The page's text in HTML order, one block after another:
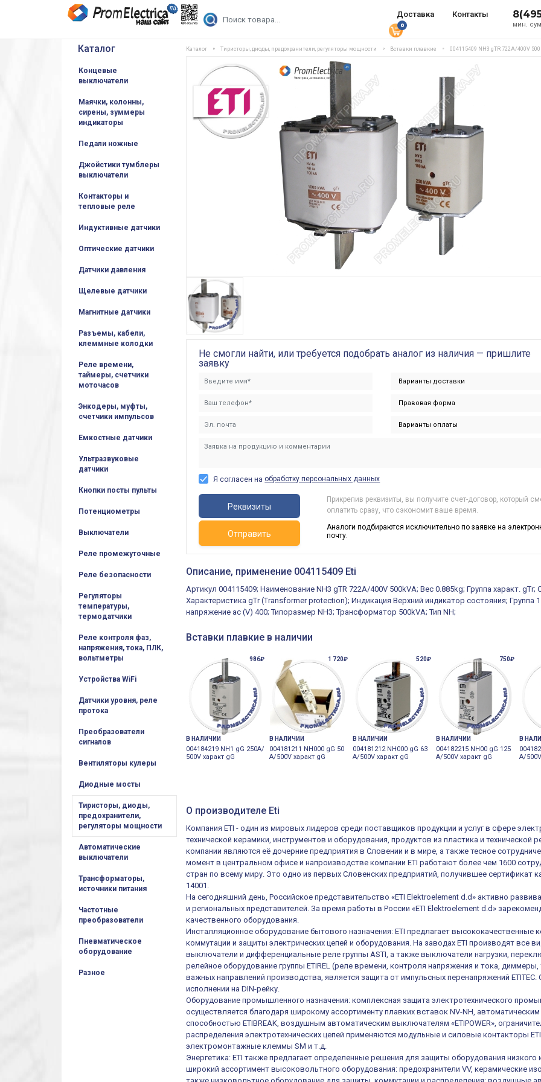
Доставка Контакты
мин.
0
Каталог
Концевые
выключатели
Маячки, колонны,
сирены, зуммеры
индикаторы
Педали ножные
Джойстики тумблеры
выключатели
Контакторы и
тепловые реле
Индуктивные датчики
Оптические датчики
Датчики давления
Щелевые датчики
Магнитные датчики
Разъемы, кабели,
клеммные колодки
Реле времени,
таймеры, счетчики
моточасов
Энкодеры, муфты,
счетчики импульсов
Емкостные датчики
Ультразвуковые
датчики
Кнопки посты пульты
Потенциометры
Выключатели
Реле промежуточные
Реле безопасности
Регуляторы
температуры,
термодатчики
Реле контроля фаз,
напряжения, тока, ПЛК,
вольтметры
Устройства WiFi
Датчики уровня, реле
протока
Преобразователи
сигналов
Вентиляторы кулеры
Диодные мосты
Тиристоры, диоды,
предохранители,
регуляторы мощности
Автоматические
выключатели
Трансформаторы,
источники питания
Частотные
преобразователи
Пневматическое
оборудование
Разное
Каталог Тиристоры, диоды, предохранители, регуляторы мощности Вставки плавкие 004115409 NH3 gTR 722A/400V
Не смогли найти, или требуется подобрать аналог из наличия — пришлите
заявку
Я согласен на обработку персональных данных
Реквизиты
Прикрепив реквизиты, вы получите счет-договор, который
оплатить сразу, что сэкономит ваше время.
Отправить
Аналоги подбираются исключительно по заявке на
почту.
Описание, применение 004115409 Eti
Артикул 004115409; Наименование NH3 gTR 722A/400V 500kVA; Вес 0.885kg; Группа характ.
Характеристика gTr (Transformer protection); Индикация Верхний индикатор состояния;
напряжение ac (V) 400; Типоразмер NH3; Трансформатор 500kVA; Тип NH;
Вставки плавкие в наличии
986₽
В НАЛИЧИИ
004184219 NH1 gG 250A/
500V характ gG
1 720₽
В НАЛИЧИИ
004181211 NH000 gG 50
A/500V характ gG
520₽
В НАЛИЧИИ
004181212 NH000 gG 63
A/500V характ gG
750₽
В НАЛИЧИИ
004182215 NH00 gG 125
A/500V характ gG
В
A/
О производителе Eti
Компания ETI - один из мировых лидеров среди поставщиков продукции и услуг в сфере
технической керамики, инструментов и оборудования, продуктов из пластика и
компании являются её дочерние предприятия в Словении и в мире, а также тесное
момент в центральном офисе и напроизводстве компании ETI работают более чем 1600
стран по всему миру. Это одно из первых Словенских предприятий, получившее сертификат
14001.
На сегодняшний день, Российское представительство «ETI Elektroelement d.d» активно
и региональных представителей. За время работы в России «ETI Elektroelement d.d»
качественного оборудования.
Инсталляционное оборудование бытового назначения: ETI предлагает высококачественные
коммутации и защиты электрических цепей и оборудования. На заводах ETI производят все
выключатели и дифференциальные реле группы ASTI, а также выключатели нагрузки,
релейное оборудование группы ETIREL (реле времени, контроля напряжения и тока,
важных направлений производства, является защита от импульсных перенапряжений
исполнении на DIN-рейку.
Оборудование промышленного назначения: комплексная защита электротехнического
осуществляется благодаря широкому ассортименту плавких вставок NV-NH,
способностью ETIBREAK, воздушным автоматическим выключателям «ETIPOWER»,
распределения электротехнических цепей применяются модульные и силовые контакторы
электромонтажные клеммы SM и т.д.
Энергетика: ETI также предлагает определенные решения для защиты оборудования
широкий ассортимент высоковольтного оборудования: предохранители VV, керамические